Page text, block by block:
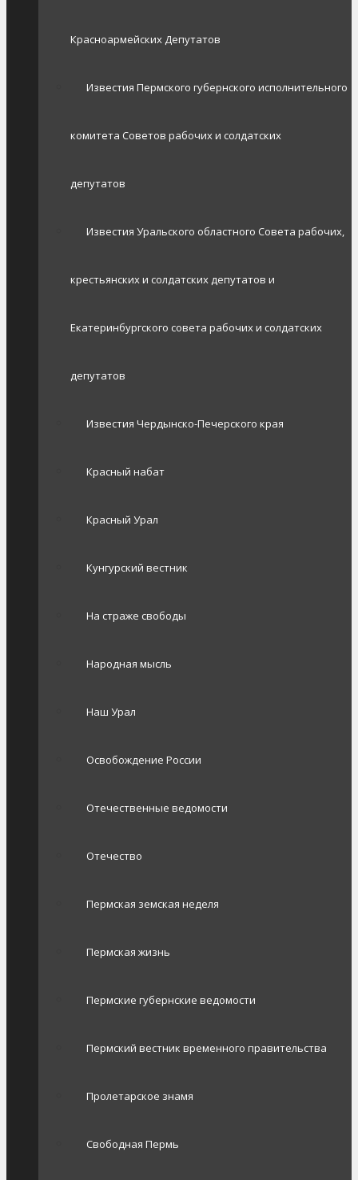
Красноармейских Депутатов
Известия Пермского губернского исполнительного
комитета Советов рабочих и солдатских
депутатов
Известия Уральского областного Совета рабочих,
крестьянских и солдатских депутатов и
Екатеринбургского совета рабочих и солдатских
депутатов
Известия Чердынско-Печерского края
Красный набат
Красный Урал
Кунгурский вестник
На страже свободы
Народная мысль
Наш Урал
Освобождение России
Отечественные ведомости
Отечество
Пермская земская неделя
Пермская жизнь
Пермские губернские ведомости
Пермский вестник временного правительства
Пролетарское знамя
Свободная Пермь